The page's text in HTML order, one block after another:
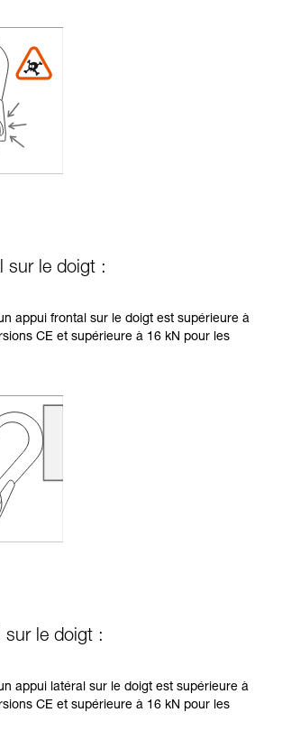
sur le doigt :
appui frontal sur le doigt est supérieure à
CE et supérieure à 16 kN pour les
sur le doigt :
appui latéral sur le doigt est supérieure à
CE et supérieure à 16 kN pour les